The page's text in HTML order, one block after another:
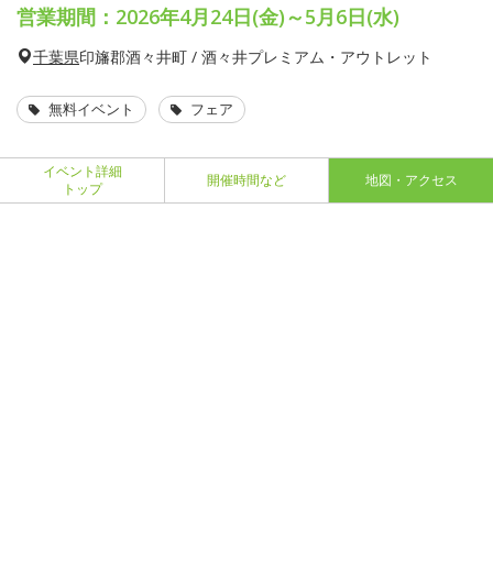
営業期間：2026年4月24日(金)～5月6日(水)
千葉県印旛郡酒々井町 / 酒々井プレミアム・アウトレット
無料イベント フェア
イベント詳細
トップ
開催時間など 地図・アクセス